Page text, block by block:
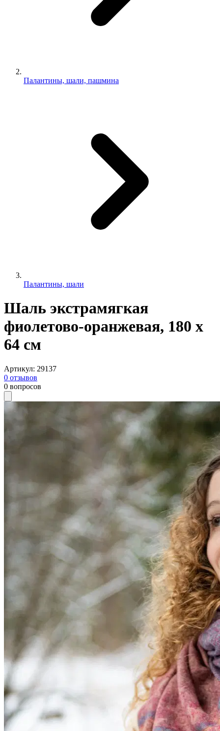
Палантины, шали, пашмина
Палантины, шали
Шаль экстрамягкая
фиолетово-оранжевая, 180 х
64 см
Артикул: 29137
0 отзывов
0 вопросов